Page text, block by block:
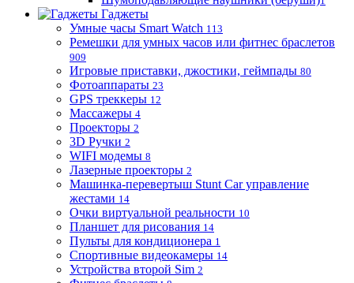
Гаджеты
Умные часы Smart Watch 113
Ремешки для умных часов или фитнес браслетов
909
Игровые приставки, джостики, геймпады 80
Фотоаппараты 23
GPS треккеры 12
Массажеры 4
Проекторы 2
3D Ручки 2
WIFI модемы 8
Лазерные проекторы 2
Машинка-перевертыш Stunt Car управление
жестами 14
Очки виртуальной реальности 10
Планшет для рисования 14
Пульты для кондиционера 1
Спортивные видеокамеры 14
Устройства второй Sim 2